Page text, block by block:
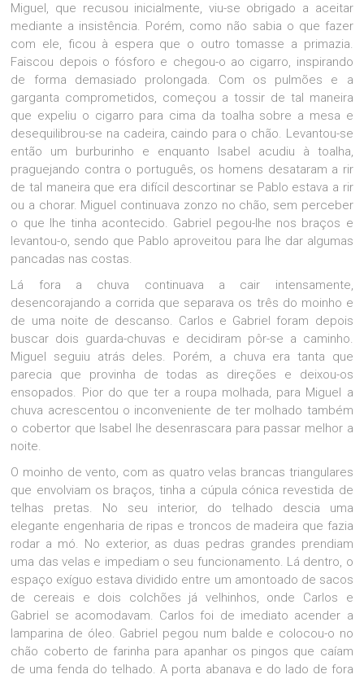
Miguel, que recusou inicialmente, viu-se obrigado a aceitar
mediante a insistência. Porém, como não sabia o que fazer
com ele, ficou à espera que o outro tomasse a primazia.
Faiscou depois o fósforo e chegou-o ao cigarro, inspirando
de forma demasiado prolongada. Com os pulmões e a
garganta comprometidos, começou a tossir de tal maneira
que expeliu o cigarro para cima da toalha sobre a mesa e
desequilibrou-se na cadeira, caindo para o chão. Levantou-se
então um burburinho e enquanto Isabel acudiu à toalha,
praguejando contra o português, os homens desataram a rir
de tal maneira que era difícil descortinar se Pablo estava a rir
ou a chorar. Miguel continuava zonzo no chão, sem perceber
o que lhe tinha acontecido. Gabriel pegou-lhe nos braços e
levantou-o, sendo que Pablo aproveitou para lhe dar algumas
pancadas nas costas.
Lá fora a chuva continuava a cair intensamente,
desencorajando a corrida que separava os três do moinho e
de uma noite de descanso. Carlos e Gabriel foram depois
buscar dois guarda-chuvas e decidiram pôr-se a caminho.
Miguel seguiu atrás deles. Porém, a chuva era tanta que
parecia que provinha de todas as direções e deixou-os
ensopados. Pior do que ter a roupa molhada, para Miguel a
chuva acrescentou o inconveniente de ter molhado também
o cobertor que Isabel lhe desenrascara para passar melhor a
noite.
O moinho de vento, com as quatro velas brancas triangulares
que envolviam os braços, tinha a cúpula cónica revestida de
telhas pretas. No seu interior, do telhado descia uma
elegante engenharia de ripas e troncos de madeira que fazia
rodar a mó. No exterior, as duas pedras grandes prendiam
uma das velas e impediam o seu funcionamento. Lá dentro, o
espaço exíguo estava dividido entre um amontoado de sacos
de cereais e dois colchões já velhinhos, onde Carlos e
Gabriel se acomodavam. Carlos foi de imediato acender a
lamparina de óleo. Gabriel pegou num balde e colocou-o no
chão coberto de farinha para apanhar os pingos que caíam
de uma fenda do telhado. A porta abanava e do lado de fora